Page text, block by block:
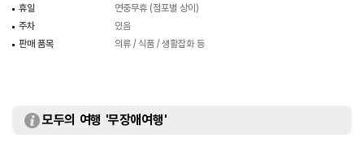
휴일
연중무휴 (점포별 상이)
주차
있음
판매 품목
의류 / 식품 / 생활잡화 등
모두의 여행 '무장애여행'